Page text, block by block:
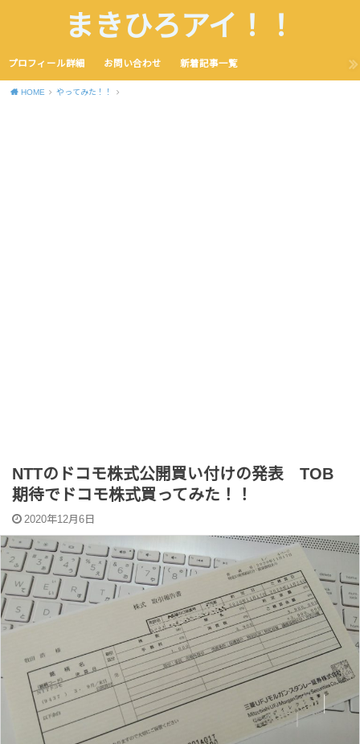
まきひろアイ！！
プロフィール詳細 お問い合わせ 新着記事一覧
HOME やってみた！！
NTTのドコモ株式公開買い付けの発表 TOB
期待でドコモ株式買ってみた！！
2020年12月6日